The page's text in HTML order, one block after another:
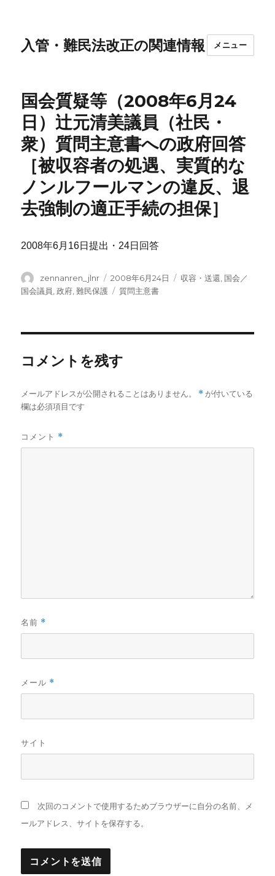
入管・難民法改正の関連情報 メニュー
国会質疑等（2008年6月24
日）辻元清美議員（社民・
衆）質問主意書への政府回答
［被収容者の処遇、実質的な
ノンルフールマンの違反、退
去強制の適正手続の担保］
2008年6月16日提出・24日回答
投
稿
zennanren_jlnr
投
稿
2008年6月24日
カ
収容・送還 国会／
国会議員 ,政府 ,難民保護
タ
質問主意書
コメントを残す
メールアドレスが公開されることはありません。 * が付いている
欄は必須項目です
コメント *
名前 *
メール *
サイト
次回のコメントで使用するためブラウザーに自分の名前、メ
ールアドレス、サイトを保存する。